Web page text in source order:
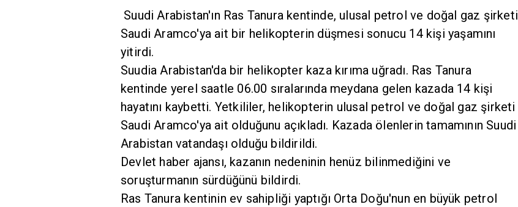
Suudi Arabistan'ın Ras Tanura kentinde, ulusal petrol ve doğal gaz şirketi
Saudi Aramco'ya ait bir helikopterin düşmesi sonucu 14 kişi yaşamını
yitirdi.
Suudia Arabistan'da bir helikopter kaza kırıma uğradı. Ras Tanura
kentinde yerel saatle 06.00 sıralarında meydana gelen kazada 14 kişi
hayatını kaybetti. Yetkililer, helikopterin ulusal petrol ve doğal gaz şirketi
Saudi Aramco'ya ait olduğunu açıkladı. Kazada ölenlerin tamamının Suudi
Arabistan vatandaşı olduğu bildirildi.
Devlet haber ajansı, kazanın nedeninin henüz bilinmediğini ve
soruşturmanın sürdüğünü bildirdi.
Ras Tanura kentinin ev sahipliği yaptığı Orta Doğu'nun en büyük petrol